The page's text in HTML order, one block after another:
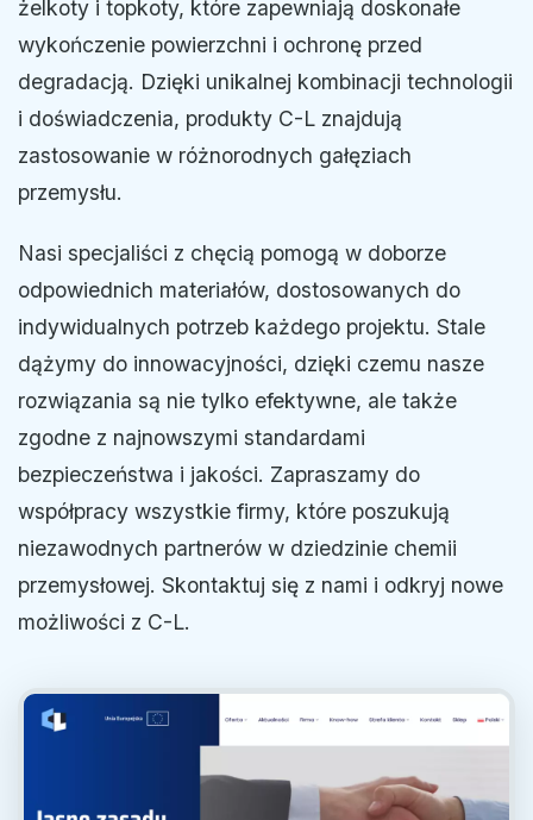
żelkoty i topkoty, które zapewniają doskonałe
wykończenie powierzchni i ochronę przed
degradacją. Dzięki unikalnej kombinacji technologii
i doświadczenia, produkty C-L znajdują
zastosowanie w różnorodnych gałęziach
przemysłu.
Nasi specjaliści z chęcią pomogą w doborze
odpowiednich materiałów, dostosowanych do
indywidualnych potrzeb każdego projektu. Stale
dążymy do innowacyjności, dzięki czemu nasze
rozwiązania są nie tylko efektywne, ale także
zgodne z najnowszymi standardami
bezpieczeństwa i jakości. Zapraszamy do
współpracy wszystkie firmy, które poszukują
niezawodnych partnerów w dziedzinie chemii
przemysłowej. Skontaktuj się z nami i odkryj nowe
możliwości z C-L.